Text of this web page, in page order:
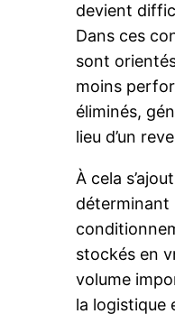
devient
Dans ces
sont
moins
éliminés,
lieu d’un
À cela
déterminant
stockés en
volume
la logistique